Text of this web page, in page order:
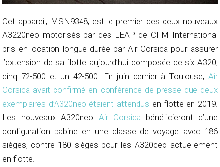
Cet appareil, MSN9348, est le premier des deux nouveaux
A3220neo motorisés par des LEAP de CFM International
pris en location longue durée par Air Corsica pour assurer
l’extension de sa flotte aujourd’hui composée de six A320,
cinq 72-500 et un 42-500. En juin dernier à Toulouse, Air
Corsica avait confirmé en conférence de presse que deux
exemplaires d’A320neo étaient attendus en flotte en 2019.
Les nouveaux A320neo Air Corsica bénéficieront d’une
configuration cabine en une classe de voyage avec 186
sièges, contre 180 sièges pour les A320ceo actuellement
en flotte.